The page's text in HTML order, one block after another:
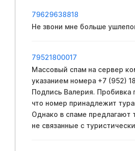
79629638818
Не звони мне больше
79521800017
Массовый спам на сервер
указанием номера +7 (952)
Подпись Валерия. Пробивка
что номер принадлежит
Однако в спаме предлагают
не связанные с